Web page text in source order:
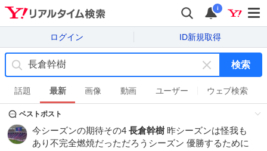
i
ログイン ID新規取得
キ
ー
ワ
ド
を
検索
話題 最新 画像 動画 ユーザー ウェブ検索
ベストポスト
今シーズンの期待その4 長倉幹樹 昨シーズンは怪我も
あり不完全燃焼だっただろうシーズン 優勝するために